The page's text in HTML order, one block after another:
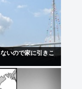
いので家に引きこ